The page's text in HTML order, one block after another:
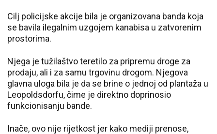
Cilj policijske akcije bila je organizovana banda koja
se bavila ilegalnim uzgojem kanabisa u zatvorenim
prostorima.
Njega je tužilaštvo teretilo za pripremu droge za
prodaju, ali i za samu trgovinu drogom. Njegova
glavna uloga bila je da se brine o jednoj od plantaža u
Leopoldsdorfu, čime je direktno doprinosio
funkcionisanju bande.
Inače, ovo nije rijetkost jer kako mediji prenose,